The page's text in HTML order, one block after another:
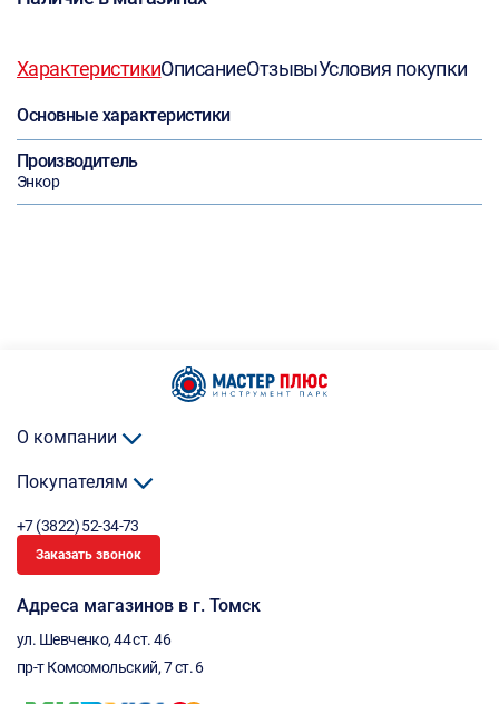
ХарактеристикиОписаниеОтзывыУсловия покупки
Основные характеристики
Производитель
Энкор
О компании
Покупателям
+7 (3822) 52-34-73
Заказать звонок
Адреса магазинов в г. Томск
ул. Шевченко, 44 ст. 46
пр-т Комсомольский, 7 ст. 6